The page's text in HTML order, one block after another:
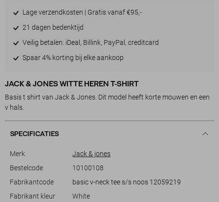
Lage verzendkosten | Gratis vanaf €95,-
21 dagen bedenktijd
Veilig betalen: iDeal, Billink, PayPal, creditcard
Spaar 4% korting bij elke aankoop
JACK & JONES WITTE HEREN T-SHIRT
Basis t shirt van Jack & Jones. Dit model heeft korte mouwen en een
v hals.
SPECIFICATIES
Merk
Jack & jones
Bestelcode
10100108
Fabrikantcode
basic v-neck tee s/s noos 12059219
Fabrikant kleur
White